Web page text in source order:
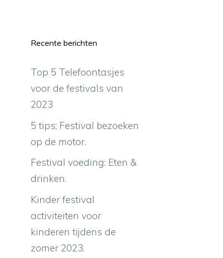
Recente berichten
Top 5 Telefoontasjes
voor de festivals van
2023
5 tips; Festival bezoeken
op de motor.
Festival voeding: Eten &
drinken.
Kinder festival
activiteiten voor
kinderen tijdens de
zomer 2023.